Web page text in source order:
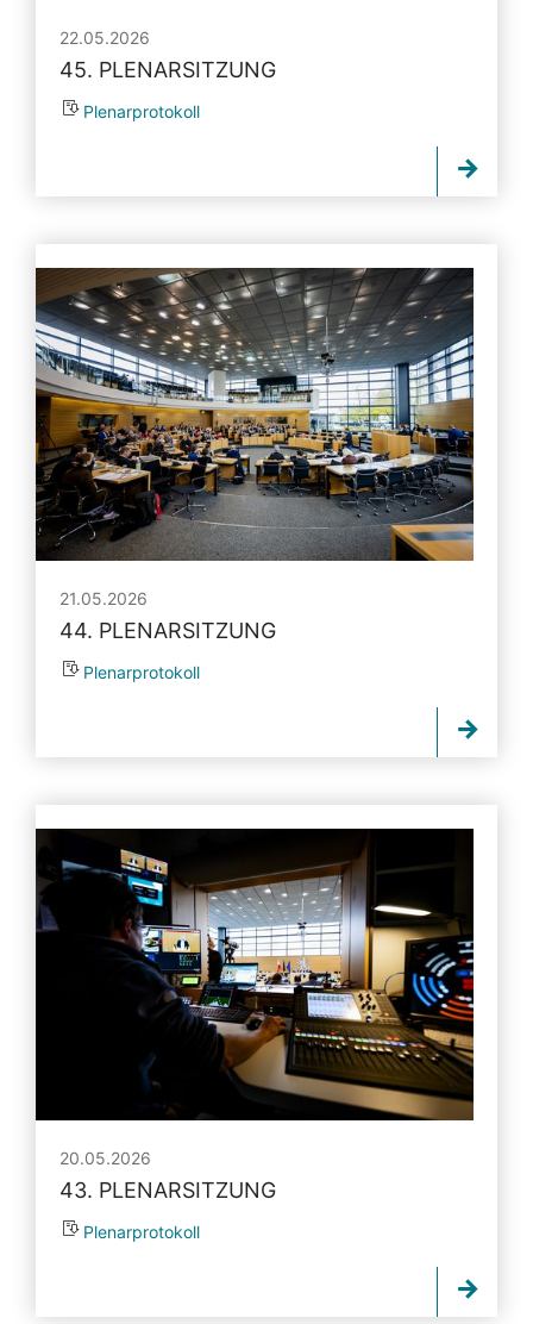
22.05.2026
45. PLENARSITZUNG
Plenarprotokoll
21.05.2026
44. PLENARSITZUNG
Plenarprotokoll
20.05.2026
43. PLENARSITZUNG
Plenarprotokoll